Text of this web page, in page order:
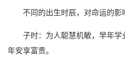
不同的出生时辰，对命运的影
子时：为人聪慧机敏，早年
年安享富贵。